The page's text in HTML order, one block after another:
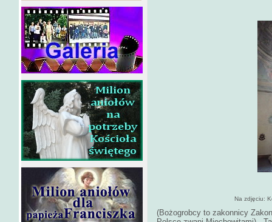
Na zdjęciu:
(Bożogrobcy to zakonnicy